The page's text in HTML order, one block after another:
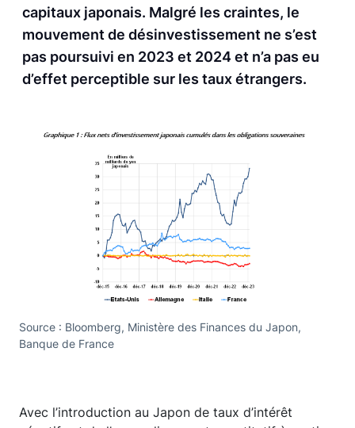
capitaux japonais. Malgré les craintes, le
mouvement de désinvestissement ne s’est
pas poursuivi en 2023 et 2024 et n’a pas eu
d’effet perceptible sur les taux étrangers.
Source : Bloomberg, Ministère des Finances du Japon,
Banque de France
Avec l’introduction au Japon de taux d’intérêt